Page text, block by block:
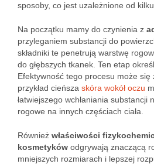
sposoby, co jest uzależnione od
Na początku mamy do czynienia z
przyleganiem substancji do
składniki te penetrują warstwę
do głębszych tkanek. Ten etap
Efektywność tego procesu może się
przykład cieńsza skóra wokół oczu
łatwiejszego wchłaniania substancji
rogowe na innych częściach ciała.
Również właściwości
kosmetyków odgrywają znaczącą
mniejszych rozmiarach i lepszej